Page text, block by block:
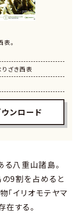
。
ざき西表
ンロード
八重山諸島。
9割を占めると
「イリオモテヤマ
する。